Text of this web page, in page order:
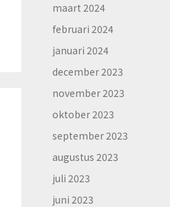
maart 2024
februari 2024
januari 2024
december 2023
november 2023
oktober 2023
september 2023
augustus 2023
juli 2023
juni 2023